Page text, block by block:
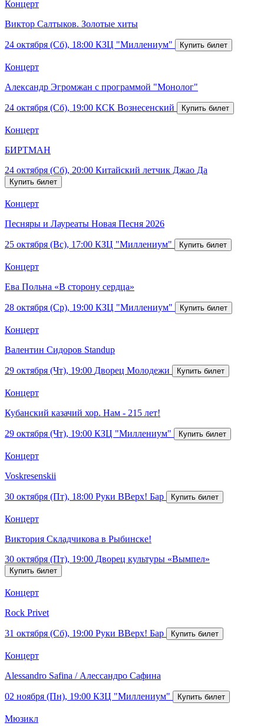
Концерт
Виктор Салтыков. Золотые хиты
24 октября (Сб), 18:00 КЗЦ "Миллениум"
Концерт
Александр Эгромжан с программой "Монолог"
24 октября (Сб), 19:00 КСК Вознесенский
Концерт
БИРТМАН
24 октября (Сб), 20:00 Китайский летчик Джао Да
Концерт
Песняры и Лауреаты Новая Песня 2026
25 октября (Вс), 17:00 КЗЦ "Миллениум"
Концерт
Ева Польна «В сторону сердца»
28 октября (Ср), 19:00 КЗЦ "Миллениум"
Концерт
Валентин Сидоров Standup
29 октября (Чт), 19:00 Дворец Молодежи
Концерт
Кубанский казачий хор. Нам - 215 лет!
29 октября (Чт), 19:00 КЗЦ "Миллениум"
Концерт
Voskresenskii
30 октября (Пт), 18:00 Руки ВВерх! Бар
Концерт
Виктория Складчикова в Рыбинске!
30 октября (Пт), 19:00 Дворец культуры «Вымпел»
Концерт
Rock Privet
31 октября (Сб), 19:00 Руки ВВерх! Бар
Концерт
Alessandro Safina / Алессандро Сафина
02 ноября (Пн), 19:00 КЗЦ "Миллениум"
Мюзикл